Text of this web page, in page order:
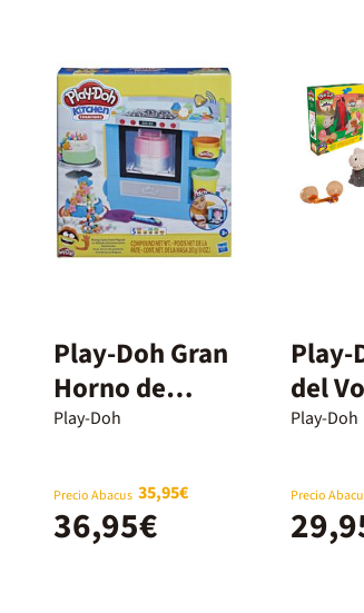
Play-Doh Gran
Horno de
Tartas
Play-Doh
Precio Abacus 35,95€
36,95€
Play-
del
Play-Doh
Precio